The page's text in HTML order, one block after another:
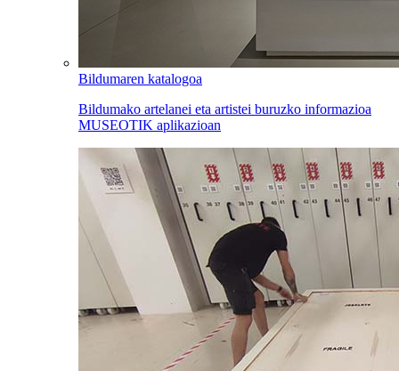
Bildumaren katalogoa
Bildumako artelanei eta artistei buruzko informazioa
MUSEOTIK aplikazioan